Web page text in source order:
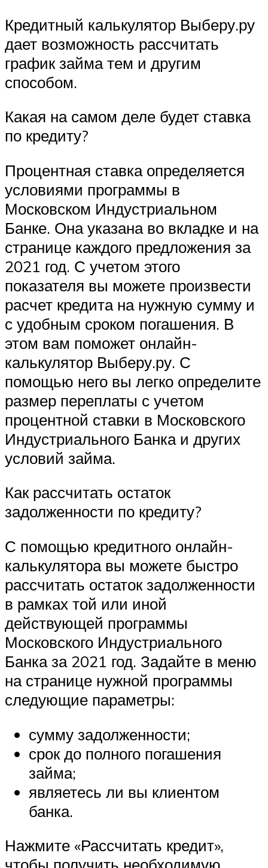
Кредитный калькулятор Выберу.ру
дает возможность рассчитать
график займа тем и другим
способом.
Какая на самом деле будет ставка
по кредиту?
Процентная ставка определяется
условиями программы в
Московском Индустриальном
Банке. Она указана во вкладке и на
странице каждого предложения за
2021 год. С учетом этого
показателя вы можете произвести
расчет кредита на нужную сумму и
с удобным сроком погашения. В
этом вам поможет онлайн-
калькулятор Выберу.ру. С
помощью него вы легко определите
размер переплаты с учетом
процентной ставки в Московского
Индустриального Банка и других
условий займа.
Как рассчитать остаток
задолженности по кредиту?
С помощью кредитного онлайн-
калькулятора вы можете быстро
рассчитать остаток задолженности
в рамках той или иной
действующей программы
Московского Индустриального
Банка за 2021 год. Задайте в меню
на странице нужной программы
следующие параметры:
сумму задолженности;
срок до полного погашения
займа;
являетесь ли вы клиентом
банка.
Нажмите «Рассчитать кредит»,